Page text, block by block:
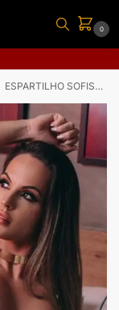
0
ESPARTILHO SOFISTICADO E SENSUAL COM BOJO E ALÇA COM CORRENTE